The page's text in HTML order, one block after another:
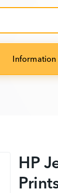
Information
HP